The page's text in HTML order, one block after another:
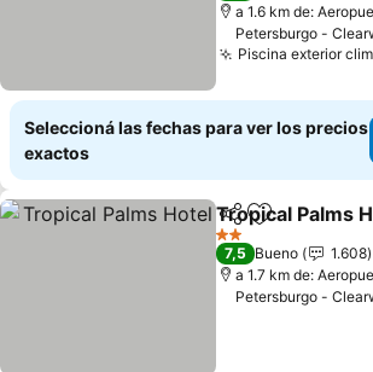
a 1.6 km de:
Petersburgo -
Piscina exterior
Seleccioná las fechas para ver los precios
exactos
Compartir
Añadir a
Tropical Palms
2 Estrellas
7,5 Bueno
1.608
a 1.7 km de:
Petersburgo -